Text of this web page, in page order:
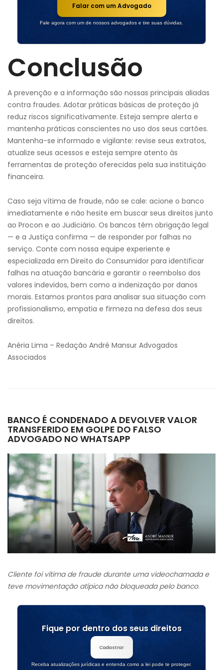
Falar com um Advogado
Fale agora com um de nossos advogados e tire suas dúvidas.
Conclusão
A prevenção e a informação são nossas principais aliadas
contra fraudes. Adotar práticas básicas de proteção já
reduz riscos significativamente. Esteja sempre alerta e
mantenha práticas conscientes no uso dos seus cartões.
Mantenha-se informado e vigilante: revise seus extratos,
atualize seus acessos e esteja sempre atento às
ferramentas de proteção oferecidas pela sua instituição
financeira.
Caso seja vítima de fraude, não se cale: acione o banco
imediatamente e não hesite em buscar seus direitos junto
ao Procon e ao Judiciário. Os bancos têm obrigação legal
— e a Justiça confirma — de responder por falhas no
serviço. Conte com nossa equipe experiente e
especializada em Direito do Consumidor para identificar
falhas na atuação bancária e garantir o reembolso dos
valores indevidos, bem como a indenização por danos
morais. Estamos prontos para analisar sua situação com
profissionalismo, empatia e firmeza na defesa dos seus
direitos.
Anéria Lima – Redação André Mansur Advogados
Associados
BANCO É CONDENADO A DEVOLVER VALOR
TRANSFERIDO EM GOLPE DO FALSO
ADVOGADO NO WHATSAPP
Cliente foi vítima de fraude durante uma videochamada e
teve movimentação atípica não bloqueada pelo banco.
Fique por dentro dos seus direitos
Cadastrar
Receba atualizações jurídicas e entenda como a lei pode te proteger.